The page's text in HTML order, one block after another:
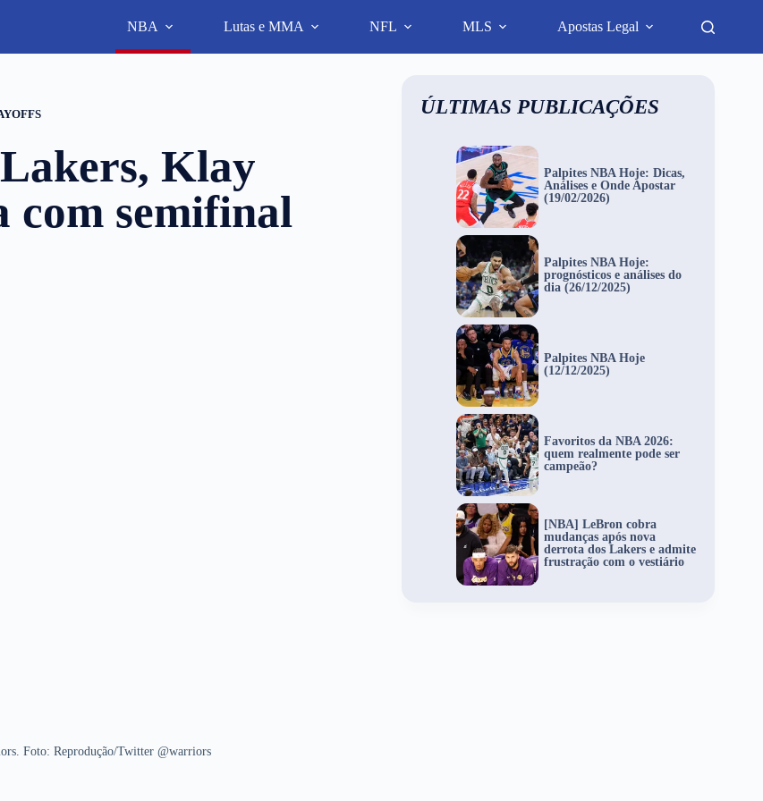
NBA Lutas e MMA NFL MLS Apostas Legal
Klay
com semifinal
Foto: Reprodução/Twitter @warriors
ÚLTIMAS PUBLICAÇÕES
Palpites NBA Hoje: Dicas,
Análises e Onde Apostar
(19/02/2026)
Palpites NBA Hoje:
prognósticos e análises do
dia (26/12/2025)
Palpites NBA Hoje
(12/12/2025)
Favoritos da NBA 2026:
quem realmente pode ser
campeão?
[NBA] LeBron cobra
mudanças após nova
derrota dos Lakers e admite
frustração com o vestiário